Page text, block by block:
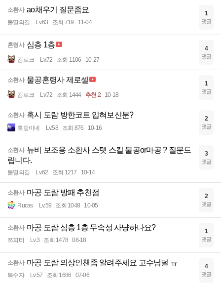
소환사 ao채우기 질문좀요
불멸의길 Lv.63 조회 719 11-04
1
댓글
혼령사 심층 1층
김로크 Lv.72 조회 1106 10-27
4
댓글
소환사 물공혼령사 제로셀
김로크 Lv.72 조회 1444 추천 2 10-18
1
댓글
소환사 혹시 도람 방한코트 입혀보신분?
호랑이네 Lv.58 조회 876 10-16
2
댓글
소환사 뉴비 보조용 소환사 스탯 스킬 물공or마공 ? 질문드
립니다.
불멸의길 Lv.62 조회 1217 10-14
3
댓글
소환사 마공 도람 방패 추천점
Rucas Lv.59 조회 1048 10-05
2
댓글
소환사 마공 도람 심층 1층 무속성 사냥하나요?
쯔피터 Lv.3 조회 1478 08-18
1
댓글
소환사 마공 도람 의상인챈좀 알려주세요 고수님덜 ㅠ
복수자 Lv.57 조회 1686 07-06
4
댓글